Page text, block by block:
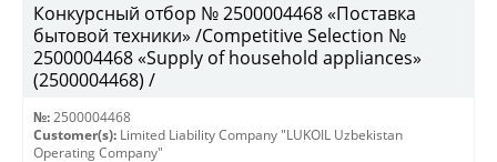
Конкурсный отбор № 2500004468 «Поставка
бытовой техники» /Competitive Selection №
2500004468 «Supply of household appliances»
(2500004468) /
№: 2500004468
Customer(s): Limited Liability Company "LUKOIL Uzbekistan
Operating Company"